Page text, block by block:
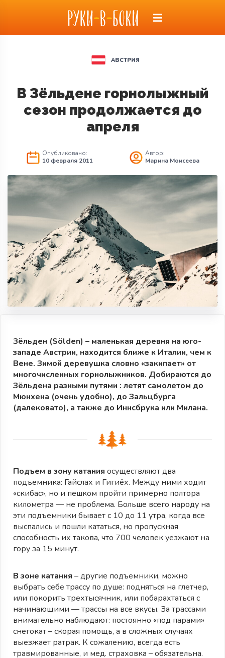
АВСТРИЯ
В Зёльдене горнолыжный
сезон продолжается до
апреля
Опубликовано:
10 февраля 2011
Автор:
Марина Моисеева
Зёльден (Sölden) – маленькая деревня на юго-
западе Австрии, находится ближе к Италии, чем к
Вене. Зимой деревушка словно «закипает» от
многочисленных горнолыжников. Добираются до
Зёльдена разными путями : летят самолетом до
Мюнхена (очень удобно), до Зальцбурга
(далековато), а также до Иннсбрука или Милана.
Подъем в зону катания осуществляют два
подъемника: Гайслах и Гигиёх. Между ними ходит
«скибас», но и пешком пройти примерно полтора
километра — не проблема. Больше всего народу на
эти подъемники бывает с 10 до 11 утра, когда все
выспались и пошли кататься, но пропускная
способность их такова, что 700 человек уезжают на
гору за 15 минут.
В зоне катания – другие подъемники, можно
выбрать себе трассу по душе: подняться на глетчер,
или покорить трехтысячник, или побарахтаться с
начинающими — трассы на все вкусы. За трассами
внимательно наблюдают: постоянно «под парами»
снегокат – скорая помощь, а в сложных случаях
выезжает ратрак. К сожалению, всегда есть
травмированные, и мед. страховка – обязательна.